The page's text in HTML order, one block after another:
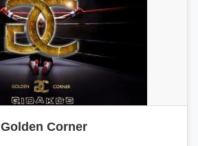
Golden Corner